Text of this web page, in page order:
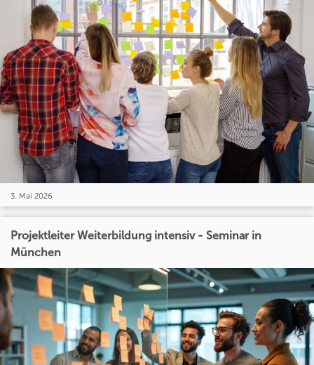
3. Mai 2026
Projektleiter Weiterbildung intensiv - Seminar in
München